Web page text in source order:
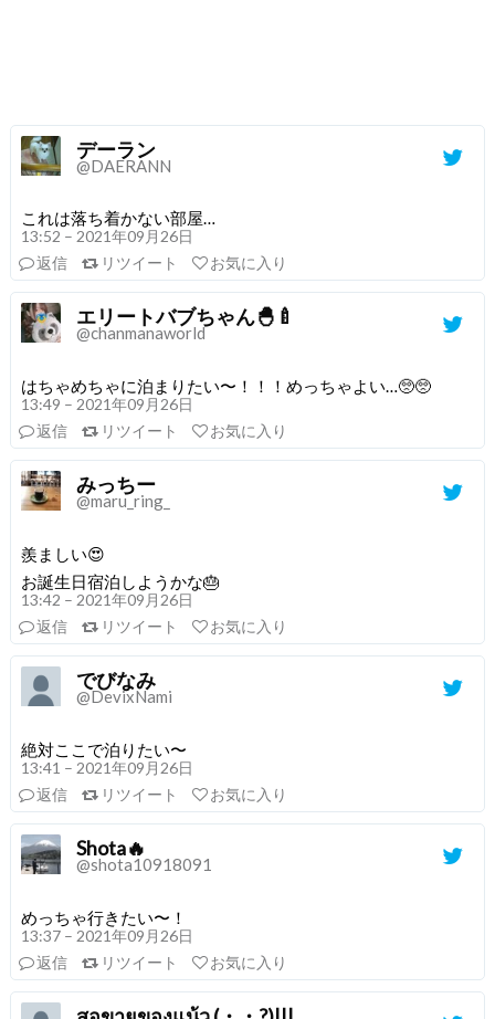
デーラン
@DAERANN
これは落ち着かない部屋…
13:52 – 2021年09月26日
返信
リツイート お気に入り
エリートバブちゃん🐣🍼
@chanmanaworld
はちゃめちゃに泊まりたい〜！！！めっちゃよい…🥺🥺
13:49 – 2021年09月26日
返信
リツイート お気に入り
みっちー
@maru_ring_
羨ましい😍
お誕生日宿泊しようかな🎂
13:42 – 2021年09月26日
返信
リツイート お気に入り
でびなみ
@DevixNami
絶対ここで泊りたい〜
13:41 – 2021年09月26日
返信
リツイート お気に入り
Shota🔥
@shota10918091
めっちゃ行きたい〜！
13:37 – 2021年09月26日
返信
リツイート お気に入り